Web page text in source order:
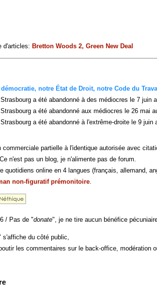
d'articles: Bretton Woods 2, Green New Deal
notre État de Droit, notre Code du
Strasbourg a été abandonné à des médiocres le 7 juin
Strasbourg a été abandonné aux médiocres le 26 mai
a été abandonné à l'extrême-droite le 9 juin
commerciale partielle à l'identique autorisée avec
n'est pas un blog, je n'alimente pas de forum.
quotidiens online en 4 langues (français, allemand,
non-figuratif prémonitoire.
/ Pas de "donate", je ne tire aucun bénéfice
s'affiche du côté public,
les commentaires sur le back-office, modération